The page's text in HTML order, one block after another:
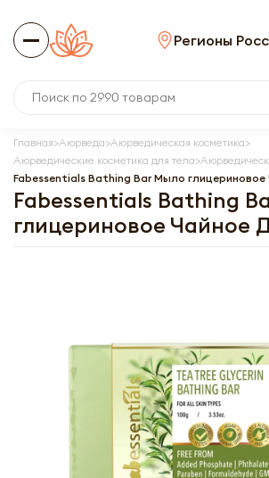
Регионы
Главная Аюрведа Аюрведическая косметика
Аюрведические косметика для тела
Fabessentials Bathing Bar Мыло глицериновое
Fabessentials Bathing
глицериновое Чайное